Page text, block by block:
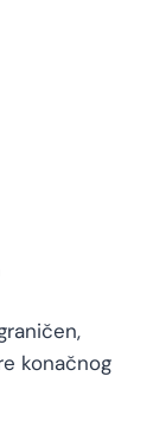
konačnog